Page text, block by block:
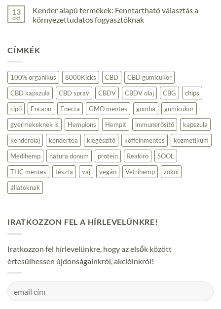
13
okt
Kender alapú termékek: Fenntartható választás a
környezettudatos fogyasztóknak
Kender
alapú
választás
a
környezettudatos
fogyasztóknak
bejegyzéshez
CÍMKÉK
100% organikus 8000Kicks CBD
CBD gumicukor
CBD kapszula
CBD spray CBDV CBDV olaj CBG
chips
cipő
Encann Enecta GMO mentes gomba
gumicukor
gyermekeknek is
Hempions Hempit immunerősítő
kapszula
kenderolaj
kendertea kiegészítő koffeinmentes
kozmetikum
Medihemp
natura donum protein Reakiro
SOOL
THC mentes
tészta vaj vegán Vetrihemp
zokni
állatoknak
IRATKOZZON FEL A HÍRLEVELÜNKRE!
Iratkozzon fel hírlevelünkre, hogy az elsők között
értesülhessen újdonságainkról, akcióinkról!